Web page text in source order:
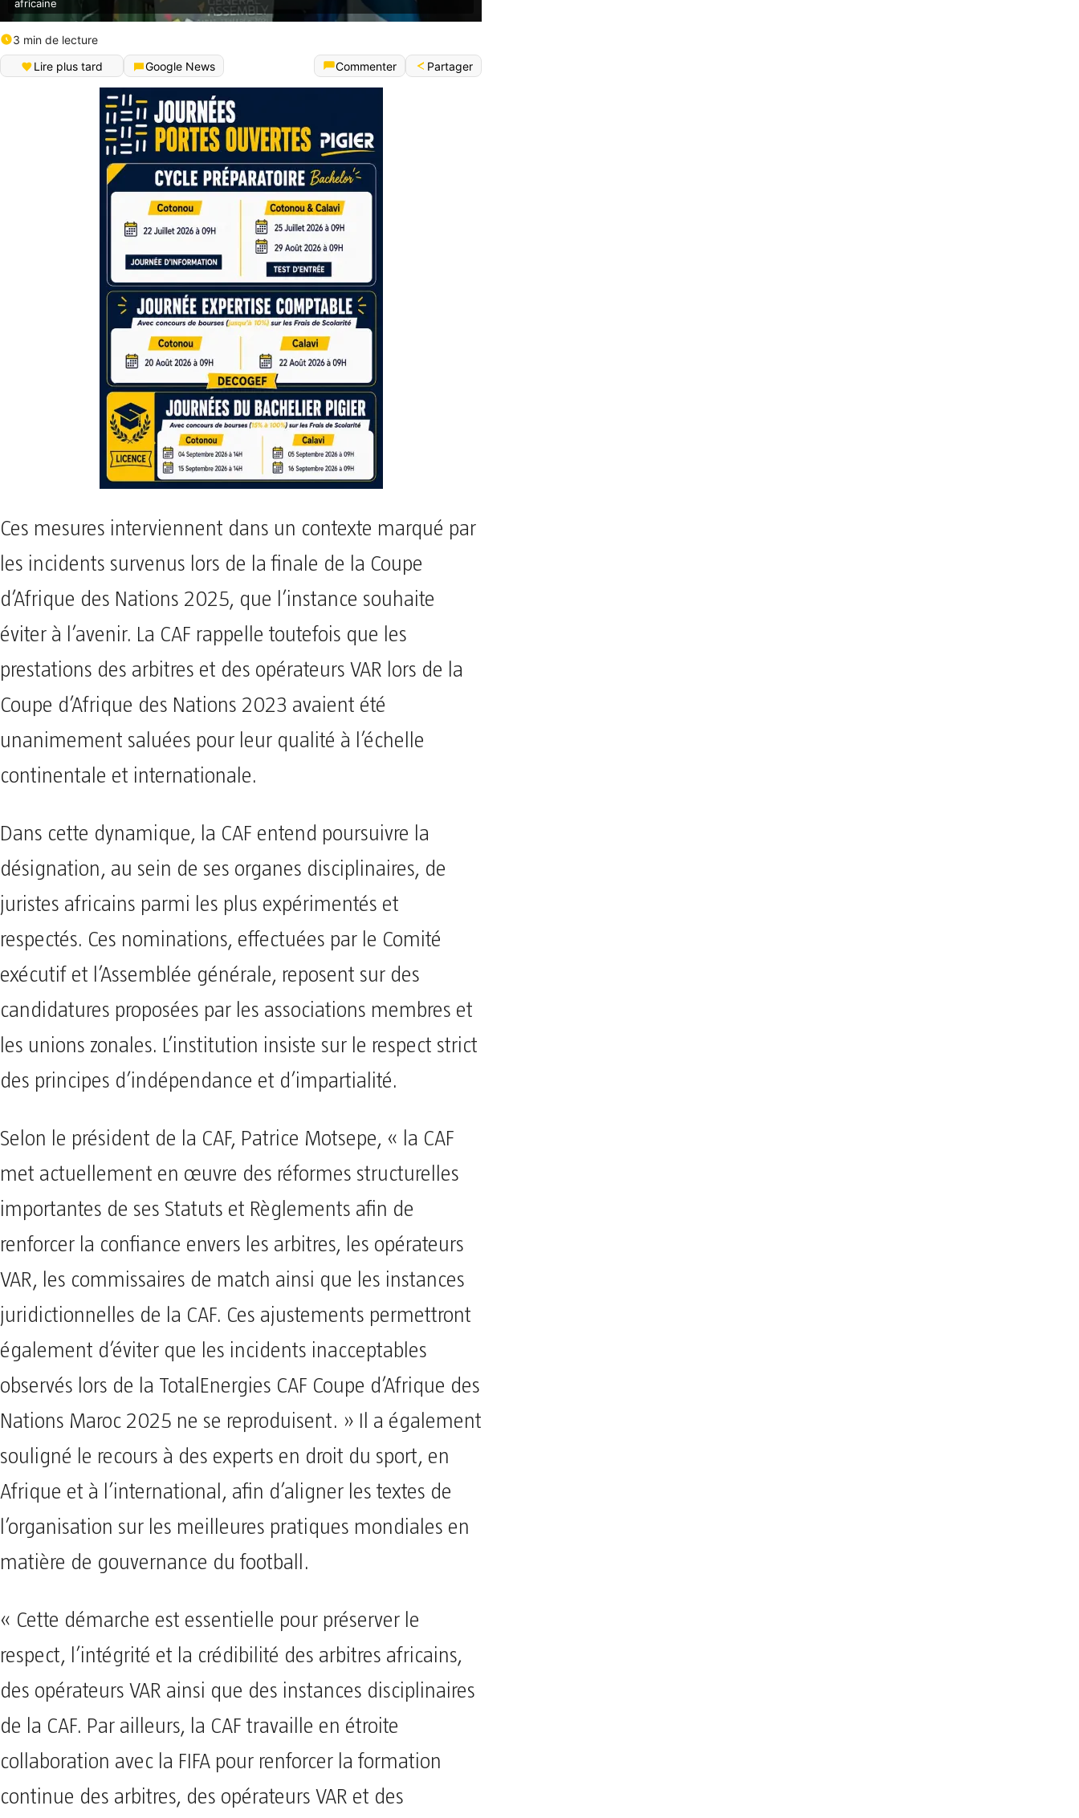
africaine
3 min de lecture
Lire plus tard
Google News Commenter Partager
Ces mesures interviennent dans un contexte marqué par
les incidents survenus lors de la finale de la Coupe
d’Afrique des Nations 2025, que l’instance souhaite
éviter à l’avenir. La CAF rappelle toutefois que les
prestations des arbitres et des opérateurs VAR lors de la
Coupe d’Afrique des Nations 2023 avaient été
unanimement saluées pour leur qualité à l’échelle
continentale et internationale.
Dans cette dynamique, la CAF entend poursuivre la
désignation, au sein de ses organes disciplinaires, de
juristes africains parmi les plus expérimentés et
respectés. Ces nominations, effectuées par le Comité
exécutif et l’Assemblée générale, reposent sur des
candidatures proposées par les associations membres et
les unions zonales. L’institution insiste sur le respect strict
des principes d’indépendance et d’impartialité.
Selon le président de la CAF, Patrice Motsepe, « la CAF
met actuellement en œuvre des réformes structurelles
importantes de ses Statuts et Règlements afin de
renforcer la confiance envers les arbitres, les opérateurs
VAR, les commissaires de match ainsi que les instances
juridictionnelles de la CAF. Ces ajustements permettront
également d’éviter que les incidents inacceptables
observés lors de la TotalEnergies CAF Coupe d’Afrique des
Nations Maroc 2025 ne se reproduisent. » Il a également
souligné le recours à des experts en droit du sport, en
Afrique et à l’international, afin d’aligner les textes de
l’organisation sur les meilleures pratiques mondiales en
matière de gouvernance du football.
« Cette démarche est essentielle pour préserver le
respect, l’intégrité et la crédibilité des arbitres africains,
des opérateurs VAR ainsi que des instances disciplinaires
de la CAF. Par ailleurs, la CAF travaille en étroite
collaboration avec la FIFA pour renforcer la formation
continue des arbitres, des opérateurs VAR et des